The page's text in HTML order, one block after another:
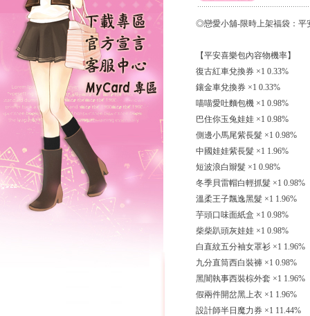
◎戀愛小舖-限時上架福袋：平
【平安喜樂包內容物機率】
復古紅車兌換券 ×1 0.33%
鑲金車兌換券 ×1 0.33%
喵喵愛吐麵包機 ×1 0.98%
巴住你玉兔娃娃 ×1 0.98%
側邊小馬尾紫長髮 ×1 0.98%
中國娃娃紫長髮 ×1 1.96%
短波浪白辮髮 ×1 0.98%
冬季貝雷帽白輕抓髮 ×1 0.98%
溫柔王子飄逸黑髮 ×1 1.96%
芋頭口味面紙盒 ×1 0.98%
柴柴趴頭灰娃娃 ×1 0.98%
白直紋五分袖女罩衫 ×1 1.96%
九分直筒西白裝褲 ×1 0.98%
黑闇執事西裝棕外套 ×1 1.96%
假兩件開岔黑上衣 ×1 1.96%
設計師半日魔力券 ×1 11.44%